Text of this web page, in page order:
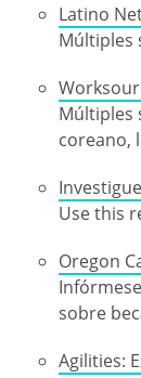
Latino
Múltiples
Múltiples
coreano,
Use this
Oregon
sobre
Agilities: